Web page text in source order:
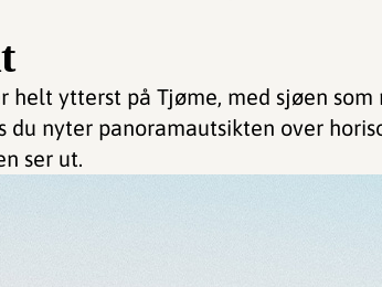
helt ytterst på Tjøme, med sjøen
du nyter panoramautsikten over
ser ut.